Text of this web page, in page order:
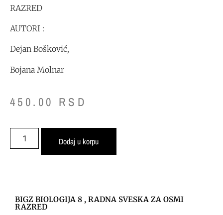
RAZRED
AUTORI :
Dejan Bošković,
Bojana Molnar
450.00 RSD
Dodaj u korpu
BIGZ BIOLOGIJA 8 , RADNA SVESKA ZA OSMI
RAZRED